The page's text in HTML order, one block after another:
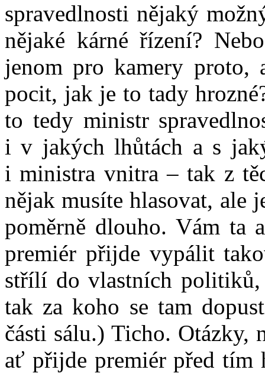
spravedlnosti nějaký
nějaké kárné řízení?
jenom pro kamery
pocit, jak je to tady
to tedy ministr
i v jakých lhůtách a s
i ministra vnitra – tak z
nějak musíte hlasovat, ale
poměrně dlouho. Vám ta
premiér přijde vypálit
střílí do vlastních politiků,
tak za koho se tam
části sálu.) Ticho. Otázky,
ať přijde premiér před tím